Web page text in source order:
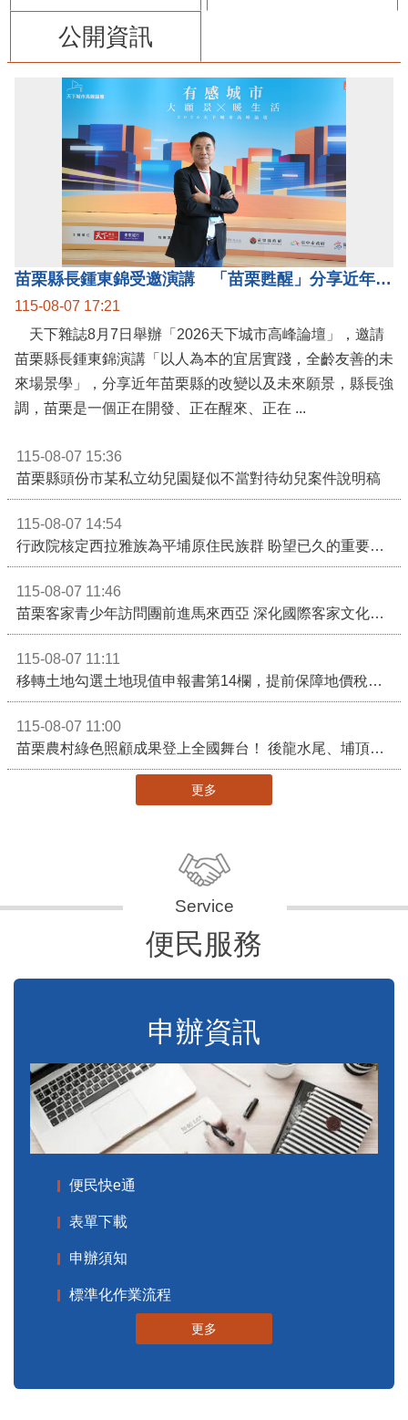
公開資訊
苗栗縣長鍾東錦受邀演講 「苗栗甦醒」分享近年轉變
115-08-07 17:21
天下雜誌8月7日舉辦「2026天下城市高峰論壇」，邀請
苗栗縣長鍾東錦演講「以人為本的宜居實踐，全齡友善的未
來場景學」，分享近年苗栗縣的改變以及未來願景，縣長強
調，苗栗是一個正在開發、正在醒來、正在 ...
115-08-07 15:36
苗栗縣頭份市某私立幼兒園疑似不當對待幼兒案件說明稿
115-08-07 14:54
行政院核定西拉雅族為平埔原住民族群 盼望已久的重要時刻到來！8月13日起受理民族成員名冊登記
115-08-07 11:46
苗栗客家青少年訪問團前進馬來西亞 深化國際客家文化交流
115-08-07 11:11
移轉土地勾選土地現值申報書第14欄，提前保障地價稅節稅權益
115-08-07 11:00
苗栗農村綠色照顧成果登上全國舞台！ 後龍水尾、埔頂社區前進2026高齡健康產業博覽會
更多
便民服務
申辦資訊
便民快e通
表單下載
申辦須知
標準化作業流程
更多